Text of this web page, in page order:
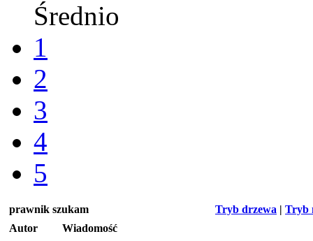
Średnio
1
2
3
4
5
Tryb drzewa | Tryb
prawnik szukam
Autor
Wiadomość